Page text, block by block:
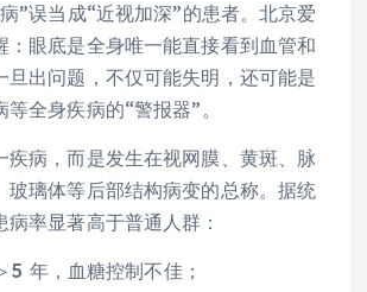
”误当成“近视加深”的患者。北京爱
：眼底是全身唯一能直接看到血管和
旦出问题，不仅可能失明，还可能是
全身疾病的“警报器”。
疾病，而是发生在视网膜、黄斑、脉
玻璃体等后部结构病变的总称。据统
率显著高于普通人群：
5 年，血糖控制不佳；